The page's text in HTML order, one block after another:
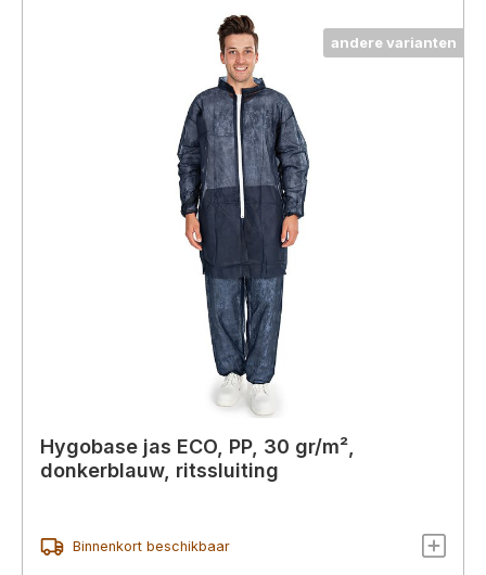
andere varianten
Hygobase jas ECO, PP, 30 gr/m²,
donkerblauw, ritssluiting
Binnenkort beschikbaar